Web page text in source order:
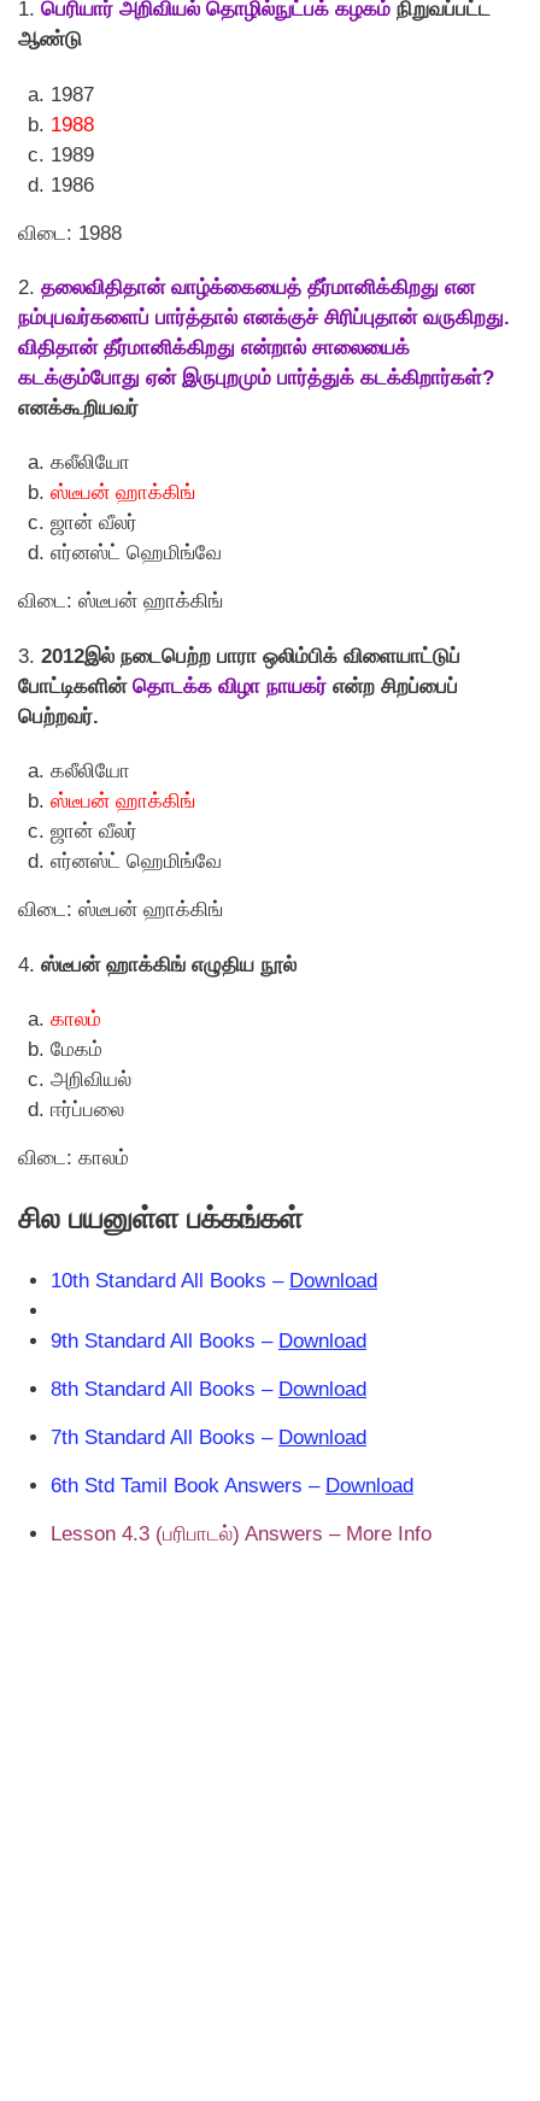
1. பெரியார் அறிவியல் தொழில்நுட்பக் கழகம் நிறுவப்பட்ட
ஆண்டு
1987
1988
1989
1986
விடை: 1988
2. தலைவிதிதான் வாழ்க்கையைத் தீர்மானிக்கிறது என
நம்புபவர்களைப் பார்த்தால் எனக்குச் சிரிப்புதான் வருகிறது.
விதிதான் தீர்மானிக்கிறது என்றால் சாலையைக்
கடக்கும்போது ஏன் இருபுறமும் பார்த்துக் கடக்கிறார்கள்?
எனக்கூறியவர்
கலீலியோ
ஸ்டீபன் ஹாக்கிங்
ஜான் வீலர்
எர்னஸ்ட் ஹெமிங்வே
விடை: ஸ்டீபன் ஹாக்கிங்
3. 2012இல் நடைபெற்ற பாரா ஒலிம்பிக் விளையாட்டுப்
போட்டிகளின் தொடக்க விழா நாயகர் என்ற சிறப்பைப்
பெற்றவர்.
கலீலியோ
ஸ்டீபன் ஹாக்கிங்
ஜான் வீலர்
எர்னஸ்ட் ஹெமிங்வே
விடை: ஸ்டீபன் ஹாக்கிங்
4. ஸ்டீபன் ஹாக்கிங் எழுதிய நூல்
காலம்
மேகம்
அறிவியல்
ஈர்ப்பலை
விடை: காலம்
சில பயனுள்ள பக்கங்கள்
10th Standard All Books – Download
9th Standard All Books – Download
8th Standard All Books – Download
7th Standard All Books – Download
6th Std Tamil Book Answers – Download
Lesson 4.3 (பரிபாடல்) Answers – More Info